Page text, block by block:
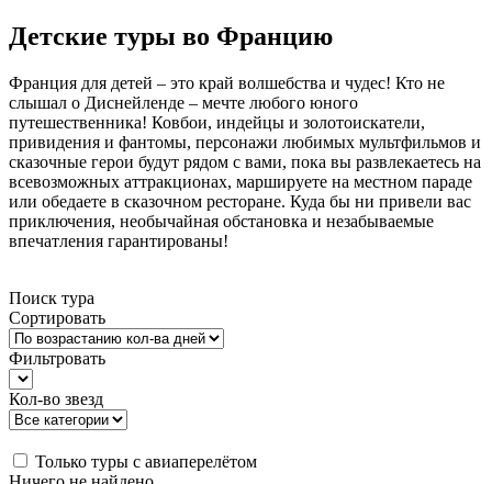
Детские туры во Францию
Франция для детей – это край волшебства и чудес! Кто не
слышал о Диснейленде – мечте любого юного
путешественника! Ковбои, индейцы и золотоискатели,
привидения и фантомы, персонажи любимых мультфильмов и
сказочные герои будут рядом с вами, пока вы развлекаетесь на
всевозможных аттракционах, маршируете на местном параде
или обедаете в сказочном ресторане. Куда бы ни привели вас
приключения, необычайная обстановка и незабываемые
впечатления гарантированы!
Поиск тура
Сортировать
Фильтровать
Кол-во звезд
Только туры с авиаперелётом